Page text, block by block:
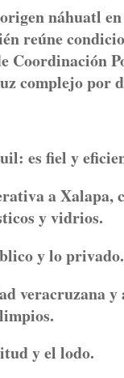
náhuatl
reúne
complejo por
es fiel y
a Xalapa,
y vidrios.
y lo privado.
veracruzana
y el lodo.